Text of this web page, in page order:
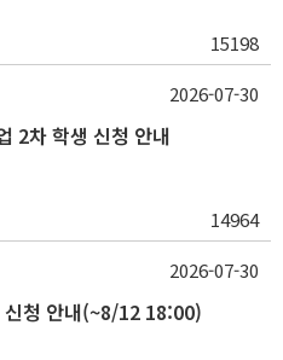
15198
2차 학생 신청 안내
14964
2026-07-30
청 안내(~8/12 18:00)
2026-07-30